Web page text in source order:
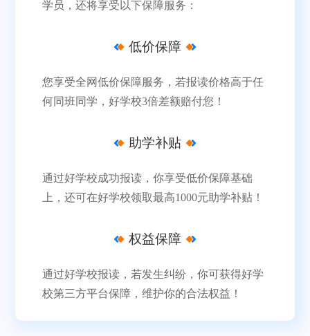
学员，还将享受以下保障服务：
低价保障
您享受全网低价保障服务，若报读价格高于任
何同班同学，好学校3倍差额赔付您！
助学补贴
通过好学校成功报读，你享受低价保障基础
上，还可在好学校领取最高1000元助学补贴！
权益保障
通过好学校报读，若发生纠纷，你可获得好学
校第三方平台保障，维护你的合法权益！